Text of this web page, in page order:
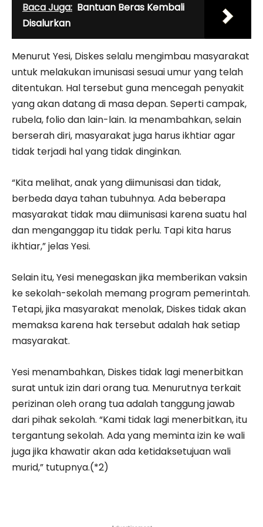
Baca Juga: Bantuan Beras Kembali
Disalurkan
Menurut Yesi, Diskes selalu mengimbau masyarakat
untuk melakukan imunisasi sesuai umur yang telah
ditentukan. Hal tersebut guna mencegah penyakit
yang akan datang di masa depan. Seperti campak,
rubela, folio dan lain-lain. Ia menambahkan, selain
berserah diri, masyarakat juga harus ikhtiar agar
tidak terjadi hal yang tidak dinginkan.
“Kita melihat, anak yang diimunisasi dan tidak,
berbeda daya tahan tubuhnya. Ada beberapa
masyarakat tidak mau diimunisasi karena suatu hal
dan menganggap itu tidak perlu. Tapi kita harus
ikhtiar,” jelas Yesi.
Selain itu, Yesi menegaskan jika memberikan vaksin
ke sekolah-sekolah memang program pemerintah.
Tetapi, jika masyarakat menolak, Diskes tidak akan
memaksa karena hak tersebut adalah hak setiap
masyarakat.
Yesi menambahkan, Diskes tidak lagi menerbitkan
surat untuk izin dari orang tua. Menurutnya terkait
perizinan oleh orang tua adalah tanggung jawab
dari pihak sekolah. “Kami tidak lagi menerbitkan, itu
tergantung sekolah. Ada yang meminta izin ke wali
juga jika khawatir akan ada ketidaksetujuan wali
murid,” tutupnya.(*2)